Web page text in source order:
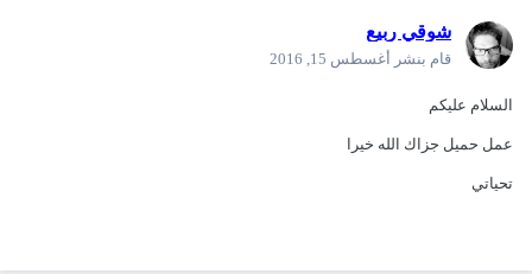
شوقي ربيع
قام بنشر أغسطس 15, 2016
السلام عليكم
عمل حميل جزاك الله خيرا
تحياتي